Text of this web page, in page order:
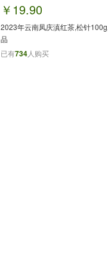
￥19.90
2023年云南凤庆滇红茶,松针
品
已有734人购买